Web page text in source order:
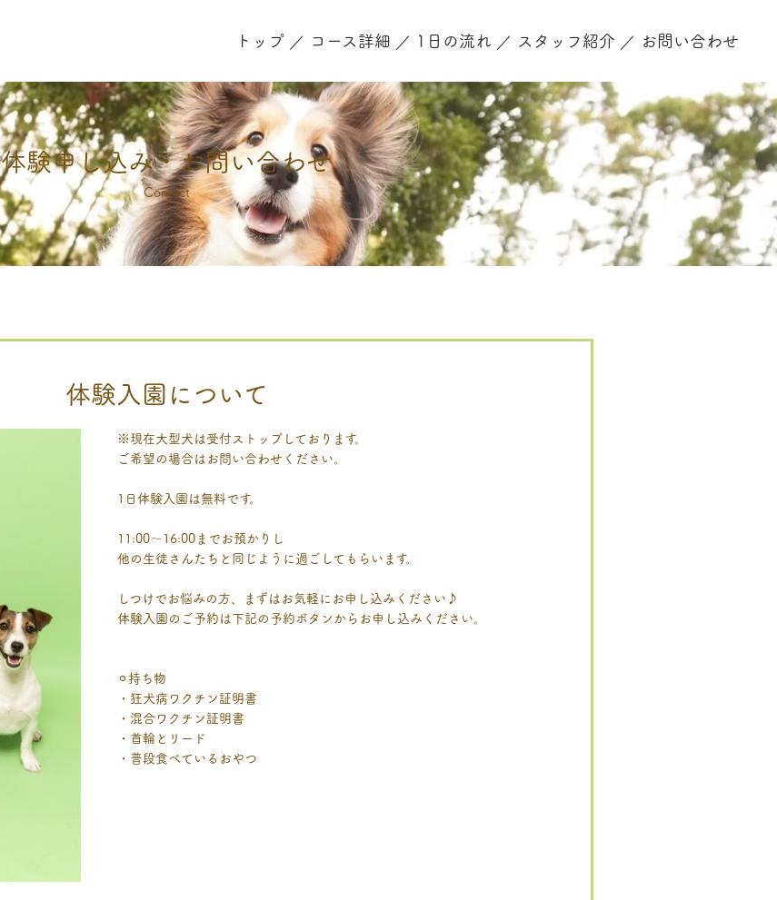
トップ コース詳細 1日の流れ スタッフ紹介 お問い合わせ
体験申し込み・お問い合わせ
Contact
体験入園について
※現在大型犬は受付ストップしております。
ご希望の場合はお問い合わせください。
1日体験入園は無料です。
11:00〜16:00までお預かりし
他の生徒さんたちと同じように過ごしてもらいます。
しつけでお悩みの方、まずはお気軽にお申し込みください♪
体験入園のご予約は下記の予約ボタンからお申し込みください。
⚪︎持ち物
・狂犬病ワクチン証明書
・混合ワクチン証明書
・首輪とリード
・普段食べているおやつ